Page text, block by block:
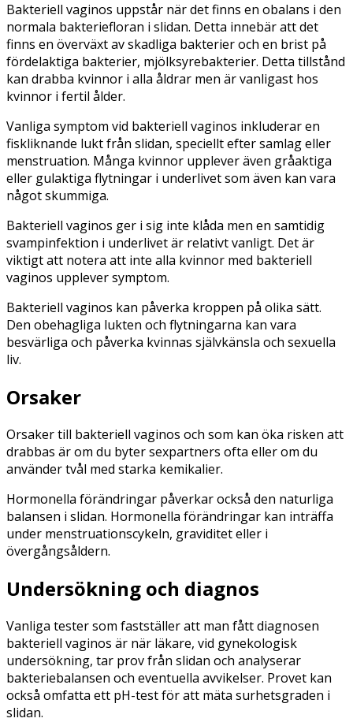
Bakteriell vaginos uppstår när det finns en obalans i den
normala bakteriefloran i slidan. Detta innebär att det
finns en överväxt av skadliga bakterier och en brist på
fördelaktiga bakterier, mjölksyrebakterier. Detta tillstånd
kan drabba kvinnor i alla åldrar men är vanligast hos
kvinnor i fertil ålder.
Vanliga symptom vid bakteriell vaginos inkluderar en
fiskliknande lukt från slidan, speciellt efter samlag eller
menstruation. Många kvinnor upplever även gråaktiga
eller gulaktiga flytningar i underlivet som även kan vara
något skummiga.
Bakteriell vaginos ger i sig inte klåda men en samtidig
svampinfektion i underlivet är relativt vanligt. Det är
viktigt att notera att inte alla kvinnor med bakteriell
vaginos upplever symptom.
Bakteriell vaginos kan påverka kroppen på olika sätt.
Den obehagliga lukten och flytningarna kan vara
besvärliga och påverka kvinnas självkänsla och sexuella
liv.
Orsaker
Orsaker till bakteriell vaginos och som kan öka risken att
drabbas är om du byter sexpartners ofta eller om du
använder tvål med starka kemikalier.
Hormonella förändringar påverkar också den naturliga
balansen i slidan. Hormonella förändringar kan inträffa
under menstruationscykeln, graviditet eller i
övergångsåldern.
Undersökning och diagnos
Vanliga tester som fastställer att man fått diagnosen
bakteriell vaginos är när läkare, vid gynekologisk
undersökning, tar prov från slidan och analyserar
bakteriebalansen och eventuella avvikelser. Provet kan
också omfatta ett pH-test för att mäta surhetsgraden i
slidan.